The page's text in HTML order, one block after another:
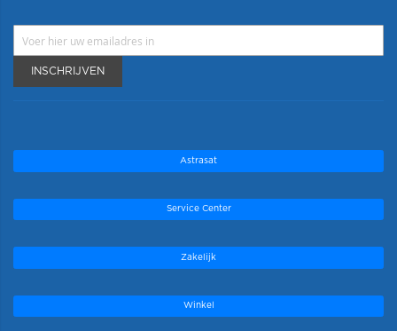
INSCHRIJVEN
Astrasat
Service Center
Zakelijk
Winkel